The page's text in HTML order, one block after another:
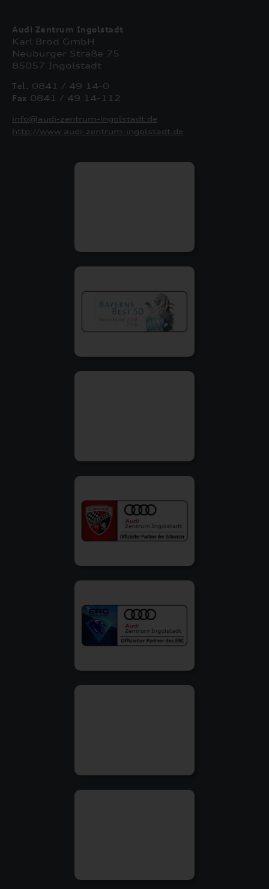
Audi Zentrum Ingolstadt
Karl Brod GmbH
Neuburger Straße 75
85057 Ingolstadt
Tel. 0841 / 49 14-0
Fax 0841 / 49 14-112
info@audi-zentrum-ingolstadt.de
http://www.audi-zentrum-ingolstadt.de